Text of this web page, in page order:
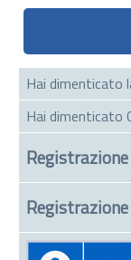
Hai dimenticato
Hai dimenticato